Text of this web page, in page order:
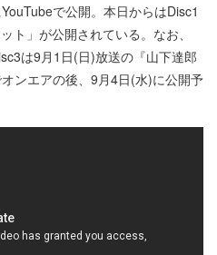
で公開。本日からはDisc1
ト」が公開されている。なお、
は9月1日(日)放送の『山下達郎
ンエアの後、9月4日(水)に公開予